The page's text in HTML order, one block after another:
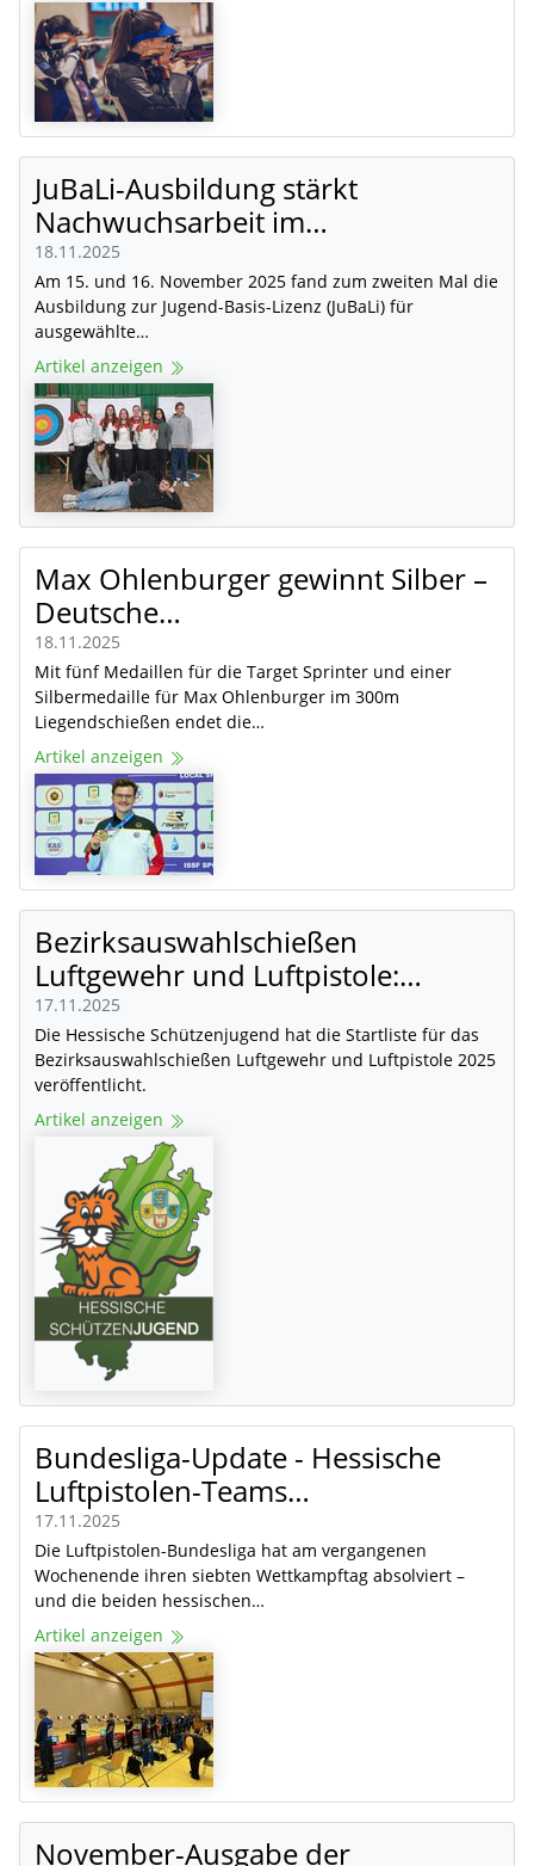
JuBaLi-Ausbildung stärkt
Nachwuchsarbeit im…
18.11.2025
Am 15. und 16. November 2025 fand zum zweiten Mal die
Ausbildung zur Jugend-Basis-Lizenz (JuBaLi) für
ausgewählte…
Artikel anzeigen
Max Ohlenburger gewinnt Silber –
Deutsche…
18.11.2025
Mit fünf Medaillen für die Target Sprinter und einer
Silbermedaille für Max Ohlenburger im 300m
Liegendschießen endet die…
Artikel anzeigen
Bezirksauswahlschießen
Luftgewehr und Luftpistole:…
17.11.2025
Die Hessische Schützenjugend hat die Startliste für das
Bezirksauswahlschießen Luftgewehr und Luftpistole 2025
veröffentlicht.
Artikel anzeigen
Bundesliga-Update - Hessische
Luftpistolen-Teams…
17.11.2025
Die Luftpistolen-Bundesliga hat am vergangenen
Wochenende ihren siebten Wettkampftag absolviert –
und die beiden hessischen…
Artikel anzeigen
November-Ausgabe der